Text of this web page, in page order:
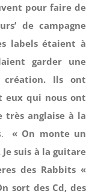
pour faire de
de campagne
labels étaient à
garder une
création. Ils ont
eux qui nous ont
anglaise à la
« On monte un
Je suis à la guitare
des Rabbits «
sort des Cd, des